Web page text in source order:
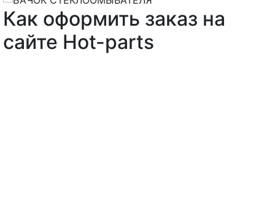
Как оформить заказ на
сайте Hot-parts